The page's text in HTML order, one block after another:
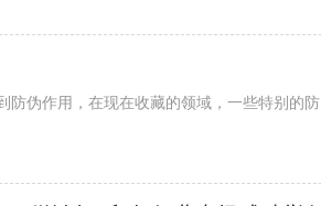
良好的印刷性能和机械加工性能。因此，被
伪作用，在现在收藏的领域，一些特别的防